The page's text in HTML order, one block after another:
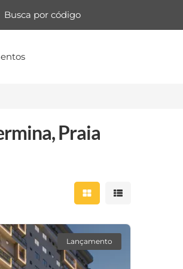
Praia
Mostrar resultados
Mostrar
Lançamento